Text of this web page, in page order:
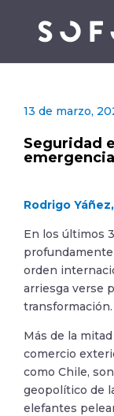
13 de marzo,
Seguridad
emergencia
Rodrigo
En los últimos
orden
arriesga verse
transformación.
Más de la
comercio
como Chile,
geopolítico de
elefantes